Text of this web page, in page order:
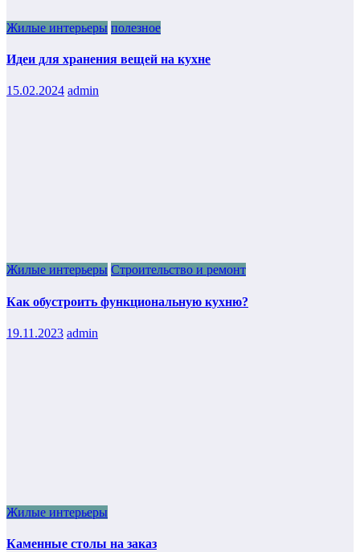
Жилые интерьеры полезное
Идеи для хранения вещей на кухне
15.02.2024 admin
Жилые интерьеры Строительство и ремонт
Как обустроить функциональную кухню?
19.11.2023 admin
Жилые интерьеры
Каменные столы на заказ